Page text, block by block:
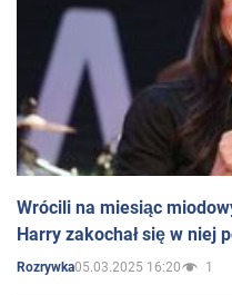
Wrócili na miesiąc
Harry zakochał się w niej
Rozrywka05.03.2025 16:20 1